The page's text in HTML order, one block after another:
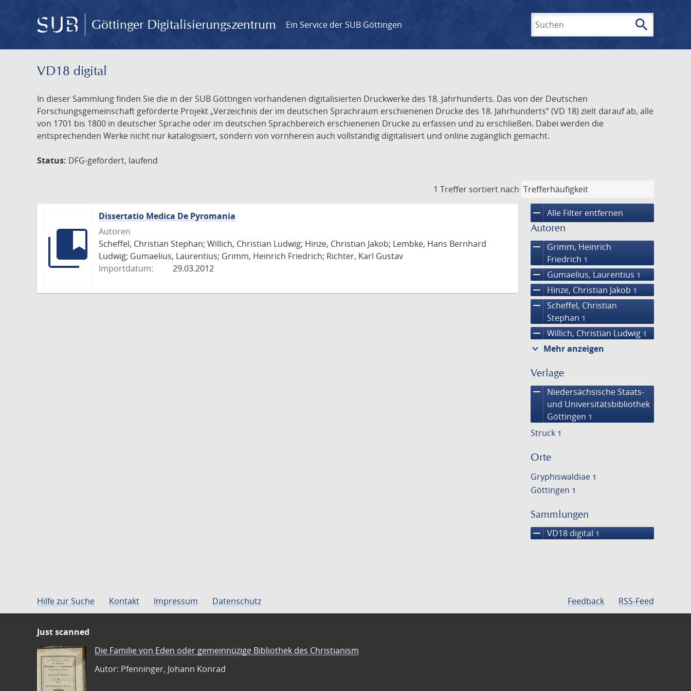
Göttinger Digitalisierungszentrum Ein Service der SUB Göttingen search
VD18 digital
In dieser Sammlung finden Sie die in der SUB Göttingen vorhandenen digitalisierten Druckwerke des 18. Jahrhunderts. Das von der Deutschen
Forschungsgemeinschaft geförderte Projekt „Verzeichnis der im deutschen Sprachraum erschienenen Drucke des 18. Jahrhunderts” (VD 18) zielt darauf ab, alle
von 1701 bis 1800 in deutscher Sprache oder im deutschen Sprachbereich erschienenen Drucke zu erfassen und zu erschließen. Dabei werden die
entsprechenden Werke nicht nur katalogisiert, sondern von vornherein auch vollständig digitalisiert und online zugänglich gemacht.
Status: DFG-gefördert, laufend
1 Treffer sortiert nach
remove Alle Filter entfernen
Autoren
remove
Grimm, Heinrich
Friedrich 1
remove Gumaelius, Laurentius 1
remove Hinze, Christian Jakob 1
remove
Scheffel, Christian
Stephan 1
remove Willich, Christian Ludwig 1
expand_more Mehr anzeigen
Verlage
remove
Niedersächsische Staats-
und Universitätsbibliothek
Göttingen 1
Struck 1
Orte
Gryphiswaldiae 1
Göttingen 1
Sammlungen
remove VD18 digital 1
Dissertatio Medica De Pyromania
Autoren
Scheffel, Christian Stephan; Willich, Christian Ludwig; Hinze, Christian Jakob; Lembke, Hans Bernhard
Ludwig; Gumaelius, Laurentius; Grimm, Heinrich Friedrich; Richter, Karl Gustav
Importdatum:
29.03.2012
Hilfe zur Suche Kontakt Impressum Datenschutz Feedback RSS-Feed
Just scanned
Die Familie von Eden oder gemeinnüzige Bibliothek des Christianism
Autor: Pfenninger, Johann Konrad